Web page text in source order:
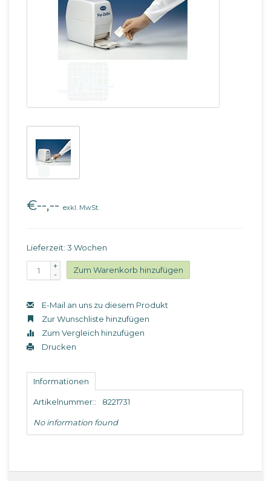
€--,-- exkl. MwSt.
Lieferzeit: 3 Wochen
+
-
Zum Warenkorb hinzufügen
E-Mail an uns zu diesem Produkt
Zur Wunschliste hinzufügen
Zum Vergleich hinzufügen
Drucken
Informationen
Artikelnummer:: 8221731
No information found